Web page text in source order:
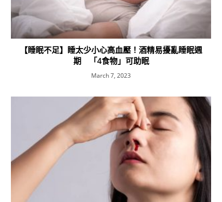
【睡眠不足】睡太少小心高血壓！酒精易擾亂睡眠週
期 「4食物」可助眠
March 7, 2023